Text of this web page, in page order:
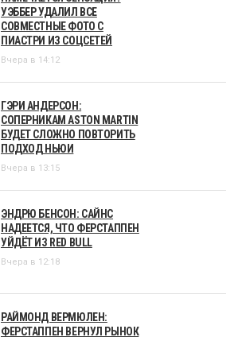
УЭББЕР УДАЛИЛ ВСЕ
СОВМЕСТНЫЕ ФОТО С
ПИАСТРИ ИЗ СОЦСЕТЕЙ
Вчера в 14:12
ГЭРИ АНДЕРСОН:
СОПЕРНИКАМ ASTON MARTIN
БУДЕТ СЛОЖНО ПОВТОРИТЬ
ПОДХОД НЬЮИ
Вчера в 13:15
ЭНДРЮ БЕНСОН: САЙНС
НАДЕЕТСЯ, ЧТО ФЕРСТАППЕН
УЙДЁТ ИЗ RED BULL
Вчера в 12:18
РАЙМОНД ВЕРМЮЛЕН:
ФЕРСТАППЕН ВЕРНУЛ РЫНОК